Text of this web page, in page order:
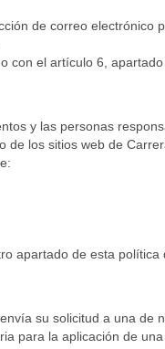
de correo electrónico
con el artículo 6,
y las personas
los sitios web de
apartado de esta política
su solicitud a una de
para la aplicación de